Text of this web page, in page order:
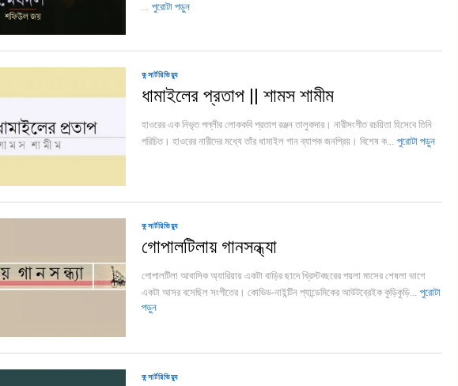
... পুরোটা পড়ুন
কন্সার্টরিভিয়্যু
ধামাইলের প্রতাপ || শামস শামীম
হাওরের এক নিভৃত পল্লীর লোককবি প্রতাপ রঞ্জন তালুকদার। নারীসংগীত রচয়িতা হিসেবে তিনি
পরিচিত। হাওরের নারীদের মধ্যে তাঁর ধামাইল গান ব্যাপক জনপ্রিয়। বিশেষ ক... পুরোটা পড়ুন
কন্সার্টরিভিয়্যু
গোপালটিলায় গানসন্ধ্যা
গোপালটিলা আবাসিক অ্যারিয়ায় একটা বাড়ির ছাদে খ্রিস্টবছরের পয়লা মাসের শেষলা ভাগে
একটা আসর বসেছিল সংগীতের। কোভিড-নাইন্টিন প্যান্ডেমিকের আউটব্রেইক কুড়িকুড়ি... পুরোটা
পড়ুন
কন্সার্টরিভিয়্যু